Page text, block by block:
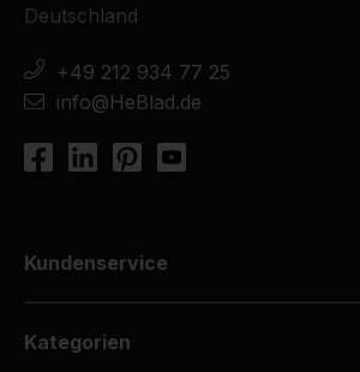
Deutschland
+49 212 934 77 25
info@HeBlad.de
Kundenservice
Kategorien